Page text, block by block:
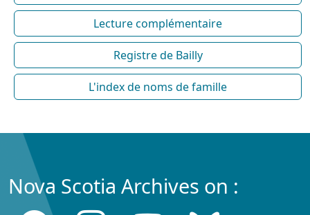
Lecture complémentaire
Registre de Bailly
L'index de noms de famille
Nova Scotia Archives on :